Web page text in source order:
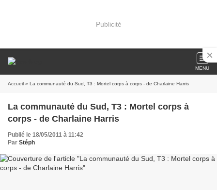
Publicité
MENU
Accueil » La communauté du Sud, T3 : Mortel corps à corps - de Charlaine Harris
La communauté du Sud, T3 : Mortel corps à
corps - de Charlaine Harris
Publié le 18/05/2011 à 11:42
Par Stéph